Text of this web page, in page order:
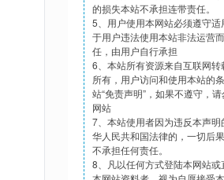
的损失本站不承担连带责任。
5、用户使用本网站必须遵守
于用户违法使用本站非法运营
任，由用户自行承担
6、本站所有资源来自互联网
所有，用户访问和使用本站的
站“免责声明”，如果不遵守，
网站
7、本站使用者因为违反本声
华人民共和国法律的，一切后
不承担任何责任。
8、凡以任何方式登陆本网站